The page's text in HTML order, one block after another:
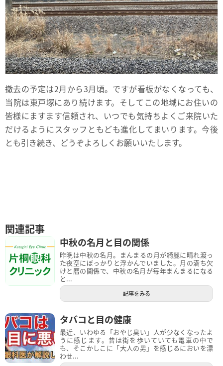
撤去の予定は2月から3月頃。ですが看板がなくなっても、
当院は東戸塚にあり続けます。そしてこの地域にお住いの
皆様にますます信頼され、いつでも気持ちよくご来院いた
だけるようにスタッフともども進化してまいります。今後
とも引き続き、どうぞよろしくお願いいたします。
関連記事
中秋の名月と目の関係
昨晩は中秋の名月。まんまるの月が綺麗に晴れ渡っ
た夜空にぽっかりと浮かんでいました。月の満ち欠
けと暦の関係で、中秋の名月が毎年まんまるになる
と...
記事をみる
タバコと目の健康
最近、いわゆる「おやじ臭い」人が少なくなったよ
うに感じます。昔は街を歩いていても電車の中で
も、そこかしこに「大人の男」を感じるにおいを漂
わせ...